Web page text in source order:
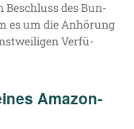
Beschluss des Bun­
es um die Anhö­rung
Ver­fü­
Amazon-